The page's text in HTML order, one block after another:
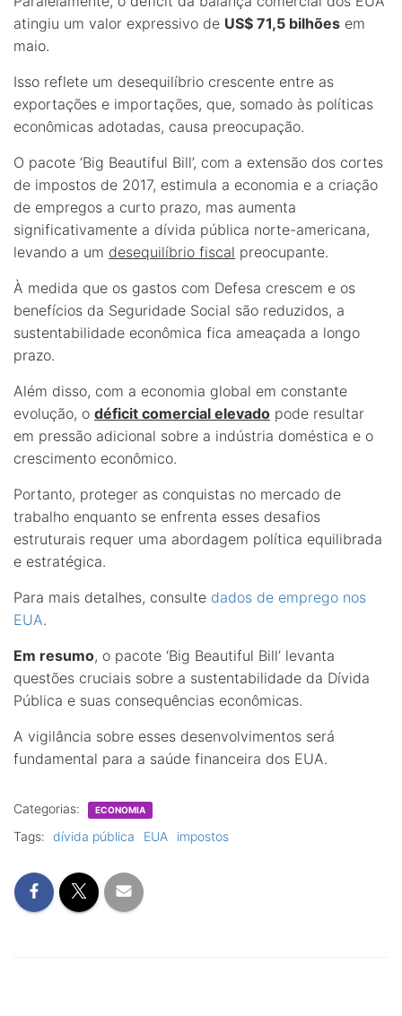
atingiu um valor expressivo de US$ 71,5 bilhões em
maio.
Isso reflete um desequilíbrio crescente entre as
exportações e importações, que, somado às políticas
econômicas adotadas, causa preocupação.
O pacote ‘Big Beautiful Bill’, com a extensão dos cortes
de impostos de 2017, estimula a economia e a criação
de empregos a curto prazo, mas aumenta
significativamente a dívida pública norte-americana,
levando a um desequilíbrio fiscal preocupante.
À medida que os gastos com Defesa crescem e os
benefícios da Seguridade Social são reduzidos, a
sustentabilidade econômica fica ameaçada a longo
prazo.
Além disso, com a economia global em constante
evolução, o déficit comercial elevado pode resultar
em pressão adicional sobre a indústria doméstica e o
crescimento econômico.
Portanto, proteger as conquistas no mercado de
trabalho enquanto se enfrenta esses desafios
estruturais requer uma abordagem política equilibrada
e estratégica.
Para mais detalhes, consulte dados de emprego nos
EUA.
Em resumo, o pacote ‘Big Beautiful Bill’ levanta
questões cruciais sobre a sustentabilidade da Dívida
Pública e suas consequências econômicas.
A vigilância sobre esses desenvolvimentos será
fundamental para a saúde financeira dos EUA.
Categorias: ECONOMIA
Tags: dívida pública EUA impostos